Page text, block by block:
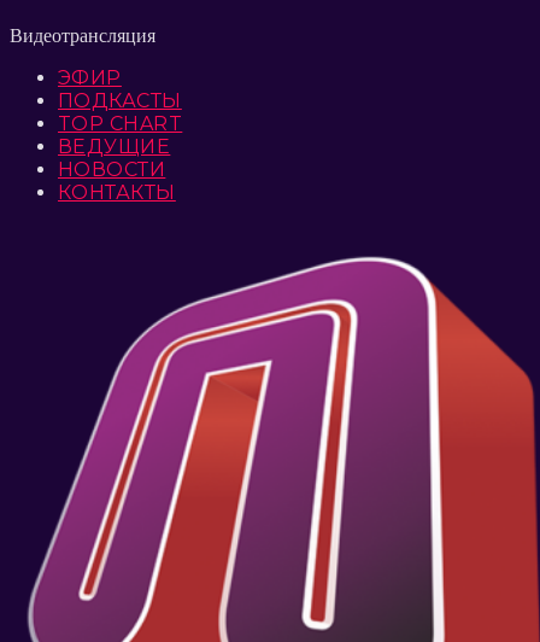
Видеотрансляция
ЭФИР
ПОДКАСТЫ
TOP CHART
ВЕДУЩИЕ
НОВОСТИ
КОНТАКТЫ